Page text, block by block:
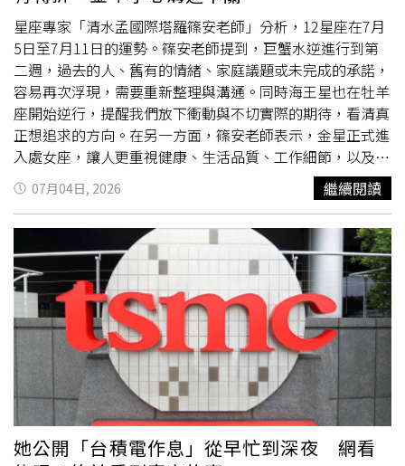
的信任感。●摩羯座本週摩羯座合作與伴侶關係迎來新的開
始。巨蟹新月落入對宮，單身者有望認識值得發展的新對
象，有伴者則適合重新建立相處模式。水逆讓舊合作再次出
現，也提醒耐心溝通。工作上團隊合作將比單打獨鬥更容易
成功。●水瓶座本週水瓶座工作與健康將是生活重點。巨蟹
新月鼓勵你重新安排作息、改善飲食及運動習慣，也適合開
始新的健康計畫。水逆讓工作流程反覆調整，但只要細心處
理，問題都能迎刃而解。感情方面多從生活細節關心對方，
更能累積幸福感。●雙魚座本週雙魚座創造力與戀愛運持續
提升。巨蟹新月帶來新的戀情、新作品或新的興趣發展，適
合勇敢展現自己的才華。水逆讓舊情緒逐漸釋放，也可能重
新思考感情方向。保持真誠與耐心，將迎來更多令人開心的
好消息。◎民俗信仰僅供參考，請勿過度迷信！
陸成熟的供應鏈體系、產業體系和消費市場。中國大陸擁有
龐大的市場規模和廣闊的發展機遇，希望邦德咖啡館能夠幫
助更多臺灣青年深入瞭解大陸，在這裡找到屬於自己的發展
方向和人生舞臺。"旺旺旗下邦德咖啡館攜手上海市台協，
全方位賦能臺灣青年職場新體驗。（圖片提供／邦德咖啡
館）作為體驗計畫的重要內容，邦德咖啡館還安排專業咖啡
師開展系統培訓，帶領學員學習品牌首創的現萃咖啡果皮咖
啡製作工藝。從咖啡果皮風味品鑒，到冰滴現萃技術實踐，
學員們在專業指導下親手完成一杯杯充滿果香的特色咖啡，
不僅掌握了專業技能，也深入瞭解了邦德咖啡館堅持產品創
新、宣導綠色可持續發展的品牌理念。完成培訓後，7位臺
灣青年還正式走進上海多家邦德咖啡館門店，化身咖啡師參
與真實運營實踐。從飲品製作、顧客服務到門店運營管理，
沉浸式體驗大陸服務行業的工作流程，在實踐中積累職業經
驗，也進一步感受大陸消費市場的活力與發展機遇。旺旺旗
下邦德咖啡館攜手上海市台協，全方位賦能臺灣青年職場新
體驗。（圖片提供／邦德咖啡館）參與體驗的臺灣青年紛紛
表示，此次實習不僅學習了專業技能，更切身感受到大陸企
業開放包容的工作氛圍和蓬勃發展的市場環境，為未來職業
規劃帶來了更多新的思考，也期待未來能夠繼續參與兩岸交
流合作。旺旺旗下邦德咖啡館攜手上海市台協，全方位賦能
星座專家「清水孟國際塔羅篠安老師」分析，12星座在7月
5日至7月11日的運勢。篠安老師提到，巨蟹水逆進行到第
二週，過去的人、舊有的情緒、家庭議題或未完成的承諾，
容易再次浮現，需要重新整理與溝通。同時海王星也在牡羊
座開始逆行，提醒我們放下衝動與不切實際的期待，看清真
正想追求的方向。在另一方面，篠安老師表示，金星正式進
入處女座，讓人更重視健康、生活品質、工作細節，以及一
段關係是否真正值得長久經營。●牡羊座本週容易重新思考
工作的方向與生活步調。海王星在本命宮位開始逆行，讓你
開始看見過去忽略的盲點，也可能重新檢視自己的目標是否
仍符合現在的自己。金星進入處女座後，有利改善工作效
率、調整健康習慣。●金牛座本週創意與戀愛運逐漸升溫。
金星進入處女座後，帶來更多桃花與表現機會，也適合培養
新的興趣。水逆期間與朋友、兄弟姊妹的溝通容易出現誤
解，重要訊息務必再次確認。財務方面避免因一時心動而衝
動消費。●雙子座水星逆行提醒雙子座重新整理財務與價值
觀，過去延遲的款項、合約或收入問題，有機會再次處理。
金星進入家庭宮位，適合改善居家環境、陪伴家人，也可能
添購生活用品。工作節奏雖然忙碌，但只要按部就班，就能
逐漸看見成果。●巨蟹座水星逆行仍落在巨蟹座本命宮，本
週容易反覆思考過去的人際、感情與人生選擇。重要決定不
07月04日, 2026 繼續閱讀
她公開「台積電作息」從早忙到深夜 網看